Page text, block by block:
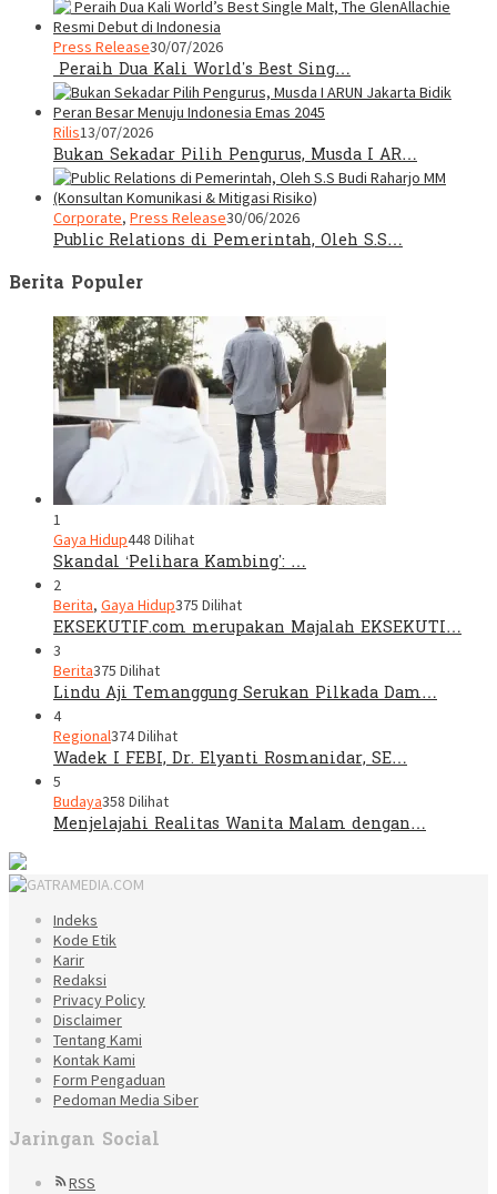
Press Release30/07/2026
Peraih Dua Kali World’s Best Sing…
Rilis13/07/2026
Bukan Sekadar Pilih Pengurus, Musda I AR…
Corporate, Press Release30/06/2026
Public Relations di Pemerintah, Oleh S.S…
Berita Populer
1
Gaya Hidup448 Dilihat
Skandal ‘Pelihara Kambing’: …
2
Berita, Gaya Hidup375 Dilihat
EKSEKUTIF.com merupakan Majalah EKSEKUTI…
3
Berita375 Dilihat
Lindu Aji Temanggung Serukan Pilkada Dam…
4
Regional374 Dilihat
Wadek I FEBI, Dr. Elyanti Rosmanidar, SE…
5
Budaya358 Dilihat
Menjelajahi Realitas Wanita Malam dengan…
Indeks
Kode Etik
Karir
Redaksi
Privacy Policy
Disclaimer
Tentang Kami
Kontak Kami
Form Pengaduan
Pedoman Media Siber
Jaringan Social
RSS